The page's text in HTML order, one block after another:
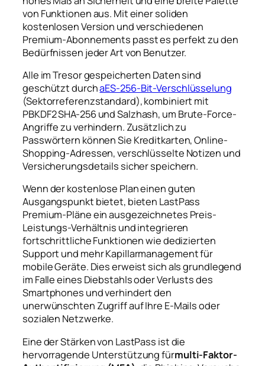
von Funktionen aus. Mit einer soliden
kostenlosen Version und verschiedenen
Premium-Abonnements passt es perfekt zu den
Bedürfnissen jeder Art von Benutzer.
Alle im Tresor gespeicherten Daten sind
geschützt durchaES-256-Bit-Verschlüsselung
(Sektorreferenzstandard), kombiniert mit
PBKDF2 SHA-256 und Salzhash, um Brute-Force-
Angriffe zu verhindern. Zusätzlich zu
Passwörtern können Sie Kreditkarten, Online-
Shopping-Adressen, verschlüsselte Notizen und
Versicherungsdetails sicher speichern.
Wenn der kostenlose Plan einen guten
Ausgangspunkt bietet, bieten LastPass
Premium-Pläne ein ausgezeichnetes Preis-
Leistungs-Verhältnis und integrieren
fortschrittliche Funktionen wie dedizierten
Support und mehr Kapillarmanagement für
mobile Geräte. Dies erweist sich als grundlegend
im Falle eines Diebstahls oder Verlusts des
Smartphones und verhindert den
unerwünschten Zugriff auf Ihre E-Mails oder
sozialen Netzwerke.
Eine der Stärken von LastPass ist die
hervorragende Unterstützung fürmulti-Faktor-